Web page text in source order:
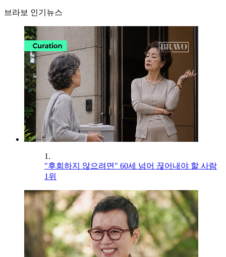
브라보 인기뉴스
1.
"후회하지 않으려면" 60세 넘어 끊어내야 할 사람
1위